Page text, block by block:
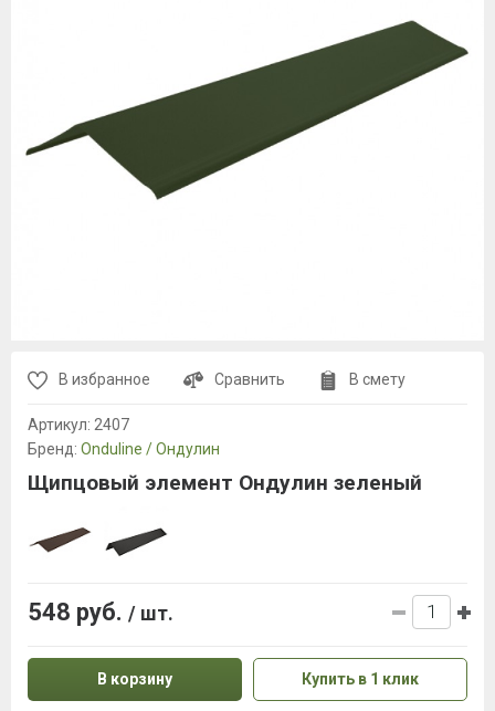
В избранное Сравнить В смету
Артикул: 2407
Бренд: Onduline / Ондулин
Щипцовый элемент Ондулин зеленый
548 руб. / шт.
В корзину Купить в 1 клик